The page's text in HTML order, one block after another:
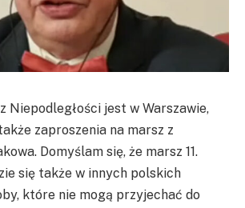
Niepodległości jest w Warszawie,
zaproszenia na marsz z
Domyślam się, że marsz 11.
się także w innych polskich
które nie mogą przyjechać do